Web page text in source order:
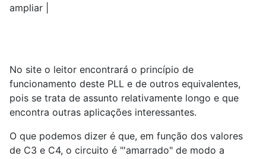
ampliar |
No site o leitor encontrará o princípio de
funcionamento deste PLL e de outros equivalentes,
pois se trata de assunto relativamente longo e que
encontra outras aplicações interessantes.
O que podemos dizer é que, em função dos valores
de C3 e C4, o circuito é "'amarrado" de modo a